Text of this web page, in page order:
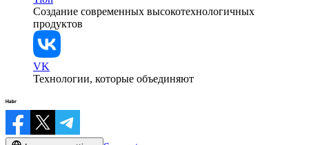
Создание современных высокотехнологичных
продуктов
VK
Технологии, которые объединяют